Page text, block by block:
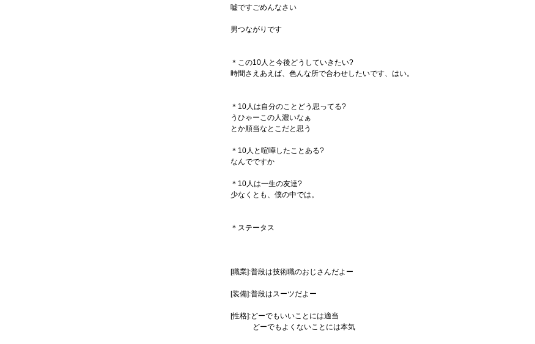
嘘ですごめんなさい
男つながりです
＊この10人と今後どうしていきたい?
時間さえあえば、色んな所で合わせしたいです、はい。
＊10人は自分のことどう思ってる?
うひゃーこの人濃いなぁ
とか順当なとこだと思う
＊10人と喧嘩したことある?
なんでですか
＊10人は一生の友達?
少なくとも、僕の中では。
＊ステータス
[職業]:普段は技術職のおじさんだよー
[装備]:普段はスーツだよー
[性格]:どーでもいいことには適当
どーでもよくないことには本気